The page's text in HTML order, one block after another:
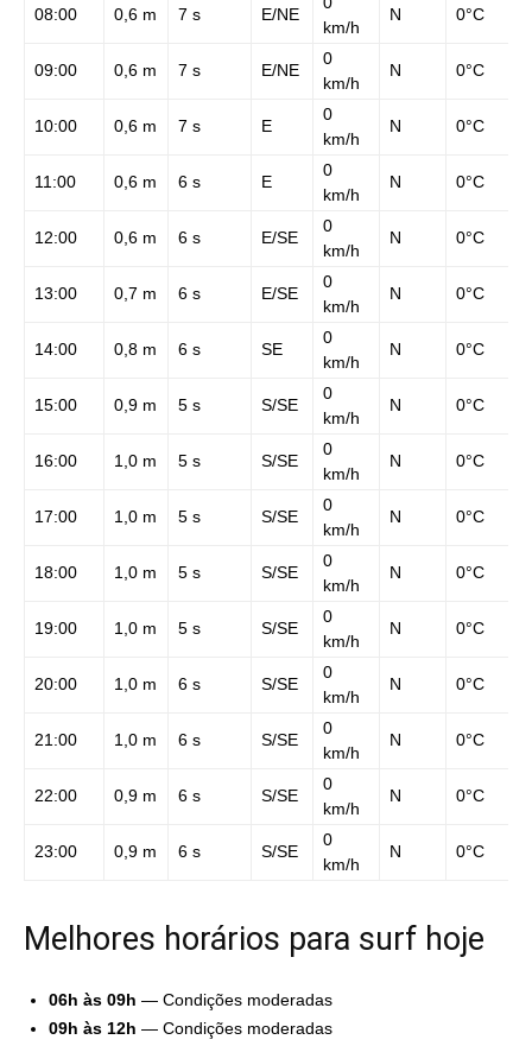
08:00 0,6 m 7 s E/NE
km/h
N 0°C
09:00 0,6 m 7 s E/NE
0
km/h
N 0°C
10:00 0,6 m 7 s E
0
km/h
N 0°C
11:00 0,6 m 6 s E
0
km/h
N 0°C
12:00 0,6 m 6 s E/SE
0
km/h
N 0°C
13:00 0,7 m 6 s E/SE
0
km/h
N 0°C
14:00 0,8 m 6 s SE
0
km/h
N 0°C
15:00 0,9 m 5 s S/SE
0
km/h
N 0°C
16:00 1,0 m 5 s S/SE
0
km/h
N 0°C
17:00 1,0 m 5 s S/SE
0
km/h
N 0°C
18:00 1,0 m 5 s S/SE
0
km/h
N 0°C
19:00 1,0 m 5 s S/SE
0
km/h
N 0°C
20:00 1,0 m 6 s S/SE
0
km/h
N 0°C
21:00 1,0 m 6 s S/SE
0
km/h
N 0°C
22:00 0,9 m 6 s S/SE
0
km/h
N 0°C
23:00 0,9 m 6 s S/SE
0
km/h
N 0°C
Melhores horários para surf hoje
06h às 09h — Condições moderadas
09h às 12h — Condições moderadas